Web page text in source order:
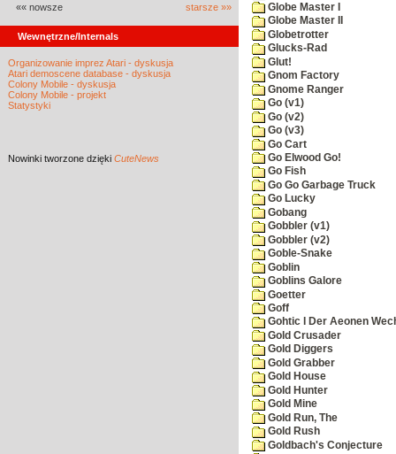
«« nowsze starsze »»
Wewnętrzne/Internals
Organizowanie imprez Atari - dyskusja
Atari demoscene database - dyskusja
Colony Mobile - dyskusja
Colony Mobile - projekt
Statystyki
Nowinki tworzone dzięki CuteNews
Globe Master I
Globe Master II
Globetrotter
Glucks-Rad
Glut!
Gnom Factory
Gnome Ranger
Go (v1)
Go (v2)
Go (v3)
Go Cart
Go Elwood Go!
Go Fish
Go Go Garbage Truck
Go Lucky
Gobang
Gobbler (v1)
Gobbler (v2)
Goble-Snake
Goblin
Goblins Galore
Goetter
Goff
Gohtic I Der Aeonen
Gold Crusader
Gold Diggers
Gold Grabber
Gold House
Gold Hunter
Gold Mine
Gold Run, The
Gold Rush
Goldbach's Conjecture